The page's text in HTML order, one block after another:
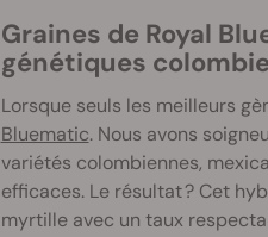
Graines de Royal
génétiques
Lorsque seuls les meilleurs
Bluematic. Nous avons
variétés colombiennes,
efficaces. Le résultat ? Cet
myrtille avec un taux